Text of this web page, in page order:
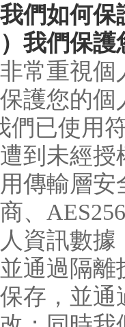
們如何保
我們保護
常重視個
護您的個
們已使用
到未經授
傳輸層安
、
資訊數據
通過隔離
存，並通